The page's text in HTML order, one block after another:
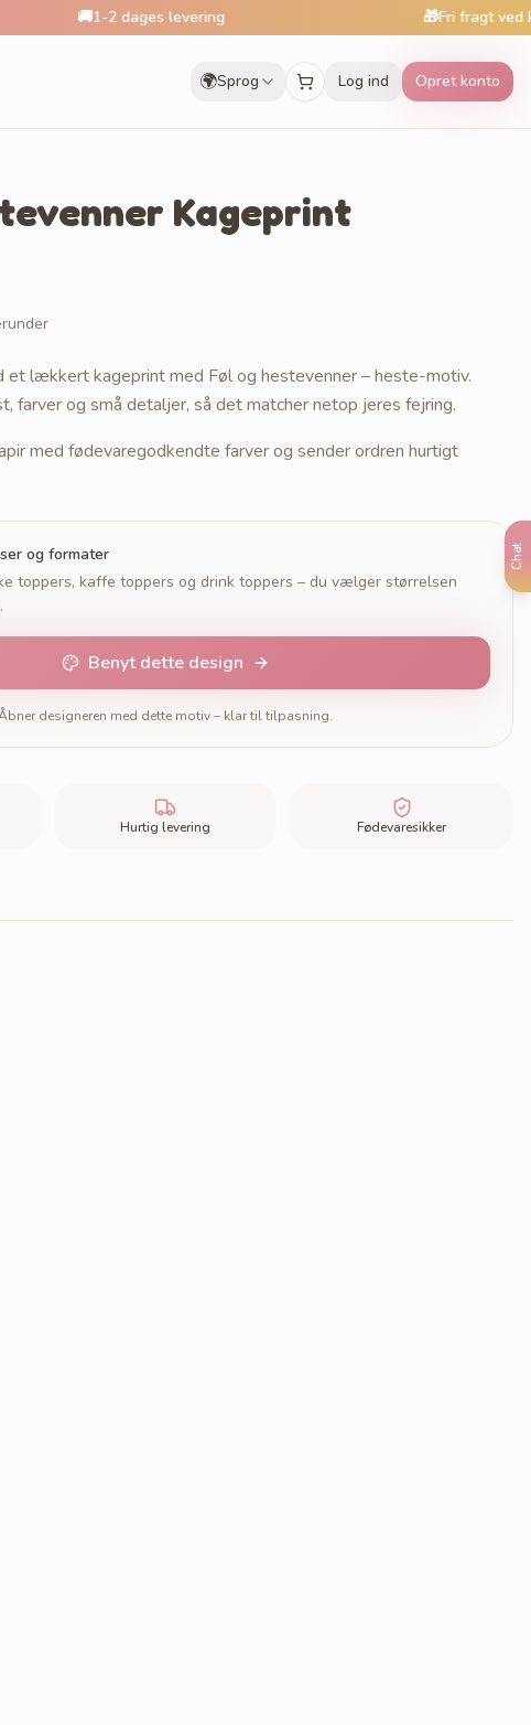
Chat
1-2 dages levering Fri fragt ved køb over
🌍Sprog Log ind Opret konto
Kageprint
lækkert kageprint med Føl og hestevenner – heste-motiv.
farver og små detaljer, så det matcher netop jeres fejring.
med fødevaregodkendte farver og sender ordren hurtigt
og formater
toppers, kaffe toppers og drink toppers – du vælger størrelsen
Benyt dette design
designeren med dette motiv – klar til tilpasning.
Hurtig levering Fødevaresikker